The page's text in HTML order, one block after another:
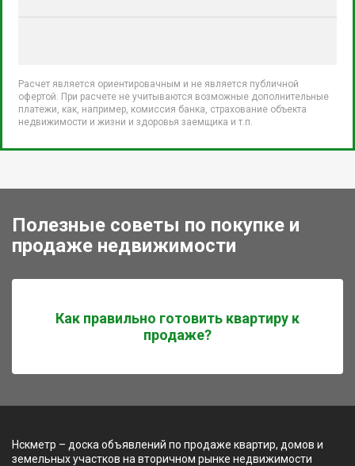
Расчет является ориентировачным и не является публичной
офертой. При расчете не учитываются возможные дополнительные
платежи, как, например, комиссия банка, страхование объекта
недвижимости и жизни и здоровья заемщика и т.п.
Полезные советы по покупке и
продаже недвижимости
Как правильно готовить квартиру к
продаже?
Нскметр – доска объявлений по продаже квартир, домов и
земельных участков на вторичном рынке недвижимости